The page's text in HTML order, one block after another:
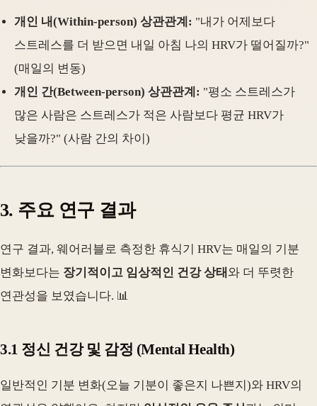
개인 내(Within-person) 상관관계: "내가 어제보다
스트레스를 더 받으면 내일 아침 나의 HRV가 떨어질까?"
(매일의 변동)
개인 간(Between-person) 상관관계: "평소 스트레스가
많은 사람은 스트레스가 적은 사람보다 평균 HRV가
낮을까?" (사람 간의 차이)
3. 주요 연구 결과
연구 결과, 웨어러블로 측정한 휴식기 HRV는 매일의 기분
변화보다는 장기적이고 임상적인 건강 상태 와 더 뚜렷한
연관성을 보였습니다. 📊
3.1 정신 건강 및 감정 (Mental Health)
일반적인 기분 변화(오늘 기분이 좋은지 나쁜지)와 HRV의